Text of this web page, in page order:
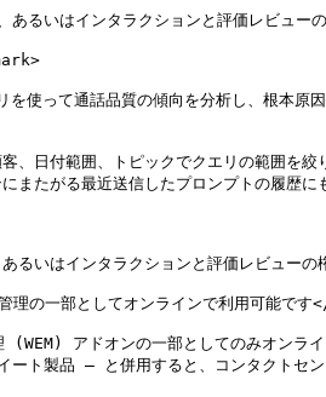
いはインタラクションと評価レビューの
って通話品質の傾向を分析し、根本原
日付範囲、トピックでクエリの範囲を
たがる最近送信したプロンプトの履歴に
はインタラクションと評価レビューの
一部としてオンラインで利用可能です
アドオンの一部としてのみオンライ
ト製品 — と併用すると、コンタクトセ